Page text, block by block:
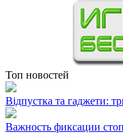
Топ новостей
Відпустка та гаджети:
Важность фиксации